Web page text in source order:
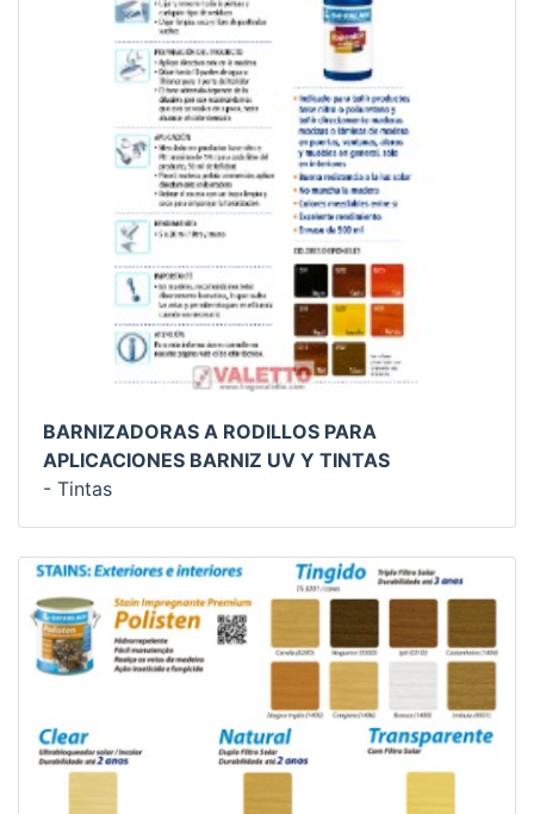
BARNIZADORAS A RODILLOS PARA
APLICACIONES BARNIZ UV Y TINTAS
- Tintas